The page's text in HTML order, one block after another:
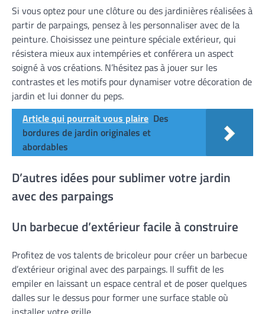
Si vous optez pour une clôture ou des jardinières réalisées à
partir de parpaings, pensez à les personnaliser avec de la
peinture. Choisissez une peinture spéciale extérieur, qui
résistera mieux aux intempéries et conférera un aspect
soigné à vos créations. N’hésitez pas à jouer sur les
contrastes et les motifs pour dynamiser votre décoration de
jardin et lui donner du peps.
Article qui pourrait vous plaire Des
bordures de jardin originales et
abordables
D’autres idées pour sublimer votre jardin
avec des parpaings
Un barbecue d’extérieur facile à construire
Profitez de vos talents de bricoleur pour créer un barbecue
d’extérieur original avec des parpaings. Il suffit de les
empiler en laissant un espace central et de poser quelques
dalles sur le dessus pour former une surface stable où